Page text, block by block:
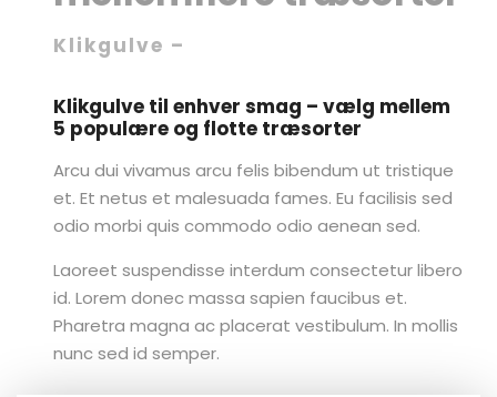
Klikgulve –
Klikgulve til enhver smag – vælg mellem
5 populære og flotte træsorter
Arcu dui vivamus arcu felis bibendum ut tristique
et. Et netus et malesuada fames. Eu facilisis sed
odio morbi quis commodo odio aenean sed.
Laoreet suspendisse interdum consectetur libero
id. Lorem donec massa sapien faucibus et.
Pharetra magna ac placerat vestibulum. In mollis
nunc sed id semper.